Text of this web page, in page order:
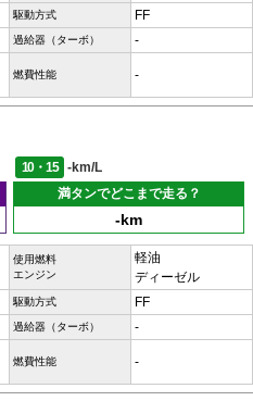
駆動方式 FF
過給器（ターボ） -
燃費性能 -
10・15
-km/L
満タンでどこまで走る？
-km
使用燃料
エンジン
軽油
ディーゼル
駆動方式 FF
過給器（ターボ） -
燃費性能 -